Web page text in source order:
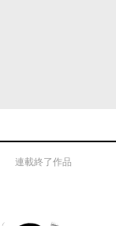
連載終了作品